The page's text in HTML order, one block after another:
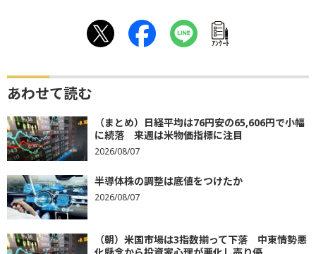
ｱﾝｹｰﾄ
あわせて読む
（まとめ）日経平均は76円安の65,606円で小幅
に続落 来週は米物価指標に注目
2026/08/07
半導体株の調整は底値をつけたか
2026/08/07
（朝）米国市場は3指数揃って下落 中東情勢悪